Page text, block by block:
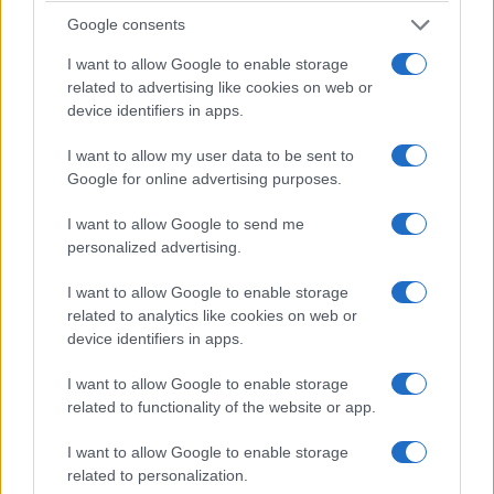
Google consents
I want to allow Google to enable storage
related to advertising like cookies on web or
device identifiers in apps.
I want to allow my user data to be sent to
Google for online advertising purposes.
I want to allow Google to send me
personalized advertising.
I want to allow Google to enable storage
related to analytics like cookies on web or
device identifiers in apps.
I want to allow Google to enable storage
related to functionality of the website or app.
I want to allow Google to enable storage
related to personalization.
Egy összetett turisztikai lehetőség
valósult meg
A Katarina Birtok szálláshely-szolgáltatásával és